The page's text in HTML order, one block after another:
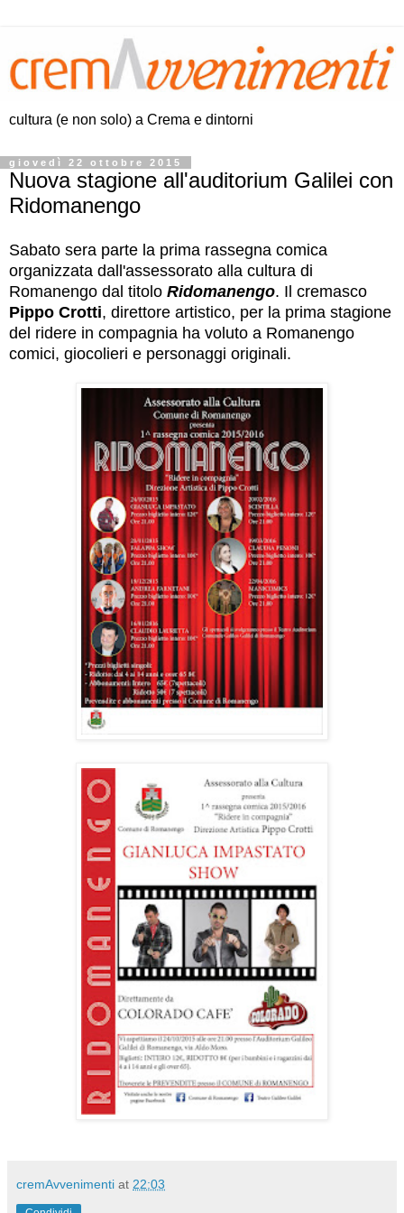
cultura (e non solo) a Crema e dintorni
giovedì 22 ottobre 2015
Nuova stagione all'auditorium Galilei con
Ridomanengo
Sabato sera parte la prima rassegna comica
organizzata dall'assessorato alla cultura di
Romanengo dal titolo Ridomanengo. Il cremasco
Pippo Crotti, direttore artistico, per la prima stagione
del ridere in compagnia ha voluto a Romanengo
comici, giocolieri e personaggi originali.
cremAvvenimenti at 22:03